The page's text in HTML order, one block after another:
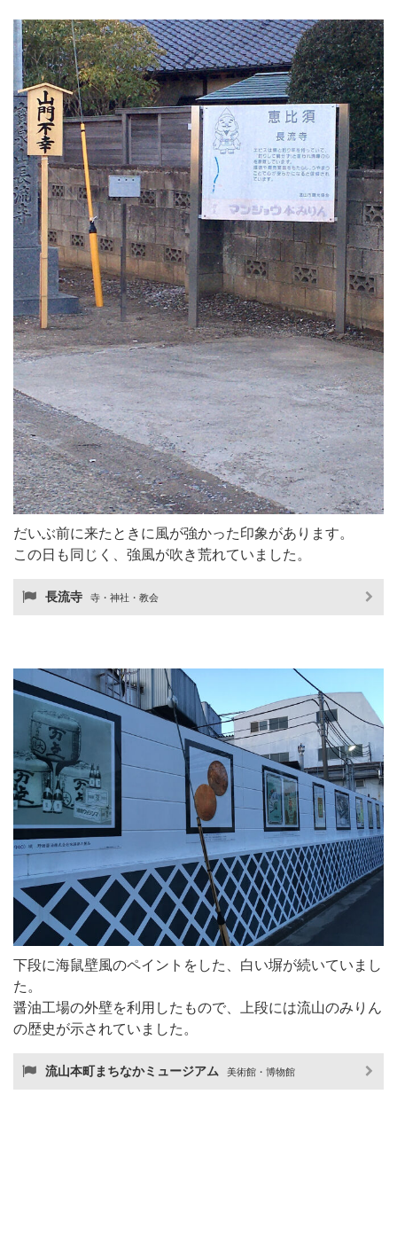
だいぶ前に来たときに風が強かった印象があります。
この日も同じく、強風が吹き荒れていました。
長流寺 寺・神社・教会
下段に海鼠壁風のペイントをした、白い塀が続いていまし
た。
醤油工場の外壁を利用したもので、上段には流山のみりん
の歴史が示されていました。
流山本町まちなかミュージアム 美術館・博物館